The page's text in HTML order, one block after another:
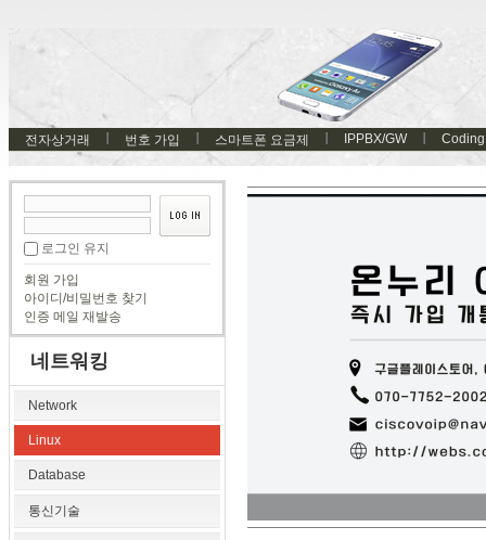
전자상거래 번호 가입 스마트폰 요금제 IPPBX/GW Coding
로그인 유지
회원 가입
아이디/비밀번호 찾기
인증 메일 재발송
네트워킹
Network
Linux
Database
통신기술